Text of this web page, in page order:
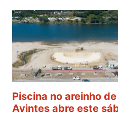
Piscina no areinho de
Avintes abre este